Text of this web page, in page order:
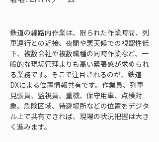
鉄道の線路内作業は、限られた作業時間、列
車運行との近接、夜間や悪天候での視認性低
下、複数会社や複数職種の同時作業など、一
般的な現場管理よりも高い緊張感が求められ
る業務です。そこで注目されるのが、鉄道
DXによる位置情報共有です。作業員、列車
見張員、監視員、重機、保守用車、点検対
象、危険区域、待避場所などの位置をデジタ
ル上で共有できれば、現場の状況把握は大き
く進みます。